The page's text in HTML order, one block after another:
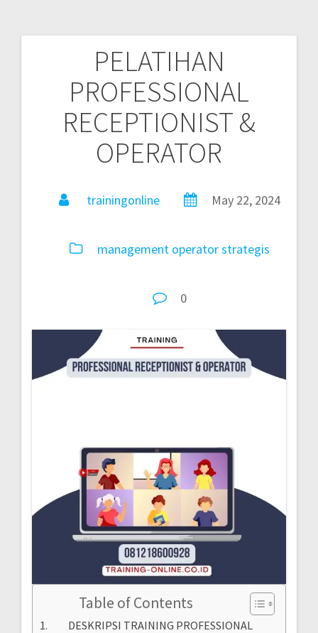
PELATIHAN
PROFESSIONAL
RECEPTIONIST &
OPERATOR
trainingonline May 22, 2024
management operatorstrategis
0
Table of Contents
DESKRIPSI TRAINING PROFESSIONAL